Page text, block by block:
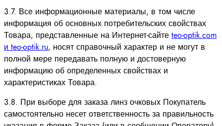
3.7. Все информационные материалы, в том числе
информация об основных потребительских свойствах
Товара, представленные на Интернет-сайте teo-optik.com
и teo-optik.ru, носят справочный характер и не могут в
полной мере передавать полную и достоверную
информацию об определенных свойствах и
характеристиках Товара.
3.8. При выборе для заказа линз очковых Покупатель
самостоятельно несет ответственность за правильность